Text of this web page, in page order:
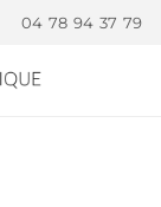
04 78 94 37 79